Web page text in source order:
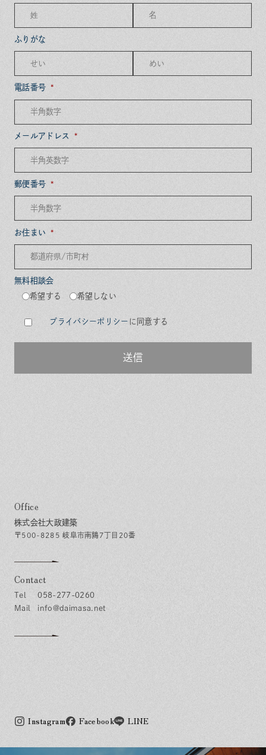
ふりがな
電話番号
メールアドレス
郵便番号
お住まい
無料相談会
希望する
希望しない
プライバシーポリシー に同意する
Office
株式会社大政建築
〒500-8285 岐阜市南鶉7丁目20番
Contact
058-277-0260
info@daimasa.net
Instagram Facebook LINE